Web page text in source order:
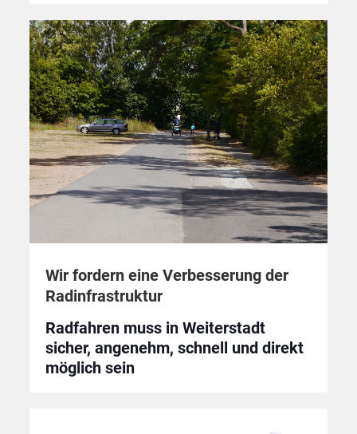
Wir fordern eine Verbesserung der
Radinfrastruktur
Radfahren muss in Weiterstadt
sicher, angenehm, schnell und direkt
möglich sein